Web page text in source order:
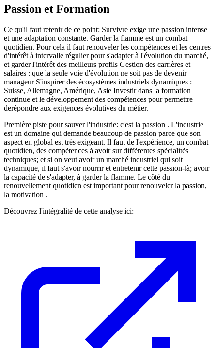
Passion et Formation
Ce qu'il faut retenir de ce point: Survivre exige une passion intense
et une adaptation constante. Garder la flamme est un combat
quotidien. Pour cela il faut renouveler les compétences et les centres
d'intérêt à intervalle régulier pour s'adapter à l'évolution du marché,
et garder l'intérêt des meilleurs profils Gestion des carrières et
salaires : que la seule voie d'évolution ne soit pas de devenir
manageur S'inspirer des écosystèmes industriels dynamiques :
Suisse, Allemagne, Amérique, Asie Investir dans la formation
continue et le développement des compétences pour permettre
derépondre aux exigences évolutives du métier.
Première piste pour sauver l'industrie: c'est la passion . L'industrie
est un domaine qui demande beaucoup de passion parce que son
aspect en global est très exigeant. Il faut de l'expérience, un combat
quotidien, des compétences à avoir sur différentes spécialités
techniques; et si on veut avoir un marché industriel qui soit
dynamique, il faut s'avoir nourrir et entretenir cette passion-là; avoir
la capacité de s'adapter, à garder la flamme. Le côté du
renouvellement quotidien est important pour renouveler la passion,
la motivation .
Découvrez l'intégralité de cette analyse ici: